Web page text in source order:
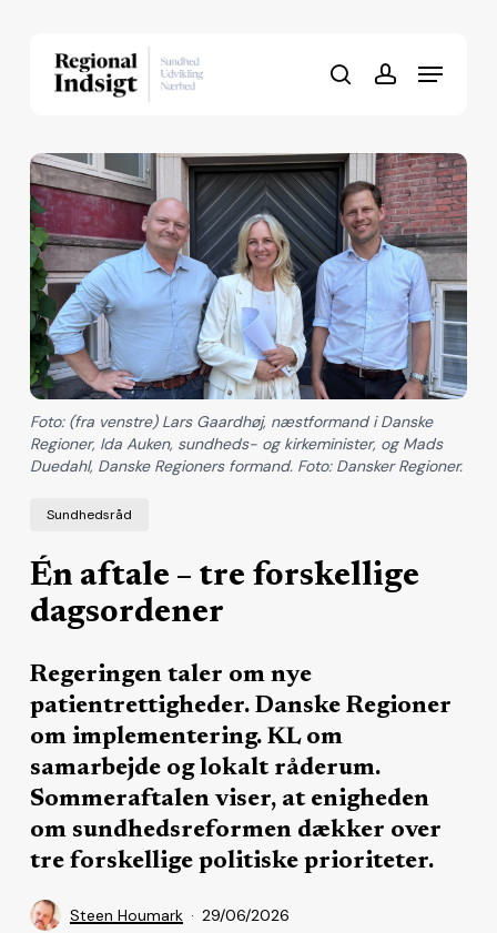
searchaccount
Menu
Sundhedsråd
Én aftale – tre forskellige
dagsordener
Regeringen taler om nye
patientrettigheder. Danske Regioner
om implementering. KL om
samarbejde og lokalt råderum.
Sommeraftalen viser, at enigheden
om sundhedsreformen dækker over
tre forskellige politiske prioriteter.
Steen Houmark 29/06/2026
Foto: (fra venstre) Lars Gaardhøj, næstformand i Danske
Regioner, Ida Auken, sundheds- og kirkeminister, og Mads
Duedahl, Danske Regioners formand. Foto: Dansker Regioner.
Close